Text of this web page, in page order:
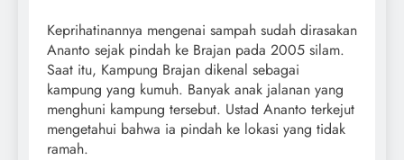
Keprihatinannya mengenai sampah sudah dirasakan
Ananto sejak pindah ke Brajan pada 2005 silam.
Saat itu, Kampung Brajan dikenal sebagai
kampung yang kumuh. Banyak anak jalanan yang
menghuni kampung tersebut. Ustad Ananto terkejut
mengetahui bahwa ia pindah ke lokasi yang tidak
ramah.